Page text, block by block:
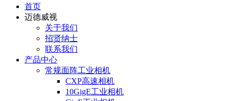
首页
迈德威视
关于我们
招贤纳士
联系我们
产品中心
常规面阵工业相机
CXP高速相机
10GigE工业相机